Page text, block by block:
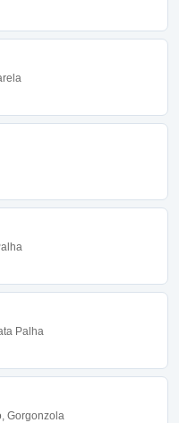
Palha
Gorgonzola